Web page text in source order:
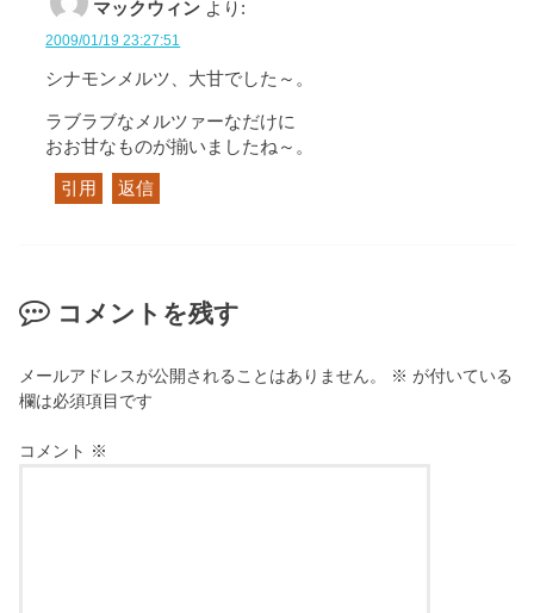
マックウィン より:
2009/01/19 23:27:51
シナモンメルツ、大甘でした～。
ラブラブなメルツァーなだけに
おお甘なものが揃いましたね～。
引用 返信
コメントを残す
メールアドレスが公開されることはありません。 ※ が付いている
欄は必須項目です
コメント ※